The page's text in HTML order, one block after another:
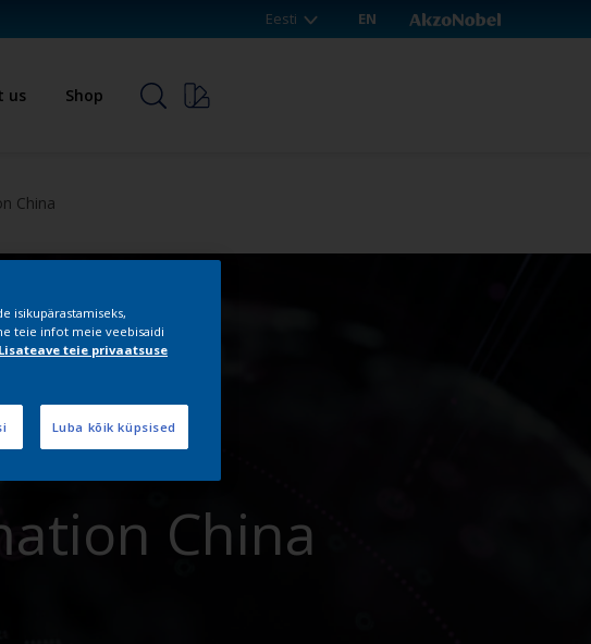
Eesti EN
us Shop
China
China
isikupärastamiseks,
teie infot meie veebisaidi
Lisateave teie privaatsuse
Luba kõik küpsised